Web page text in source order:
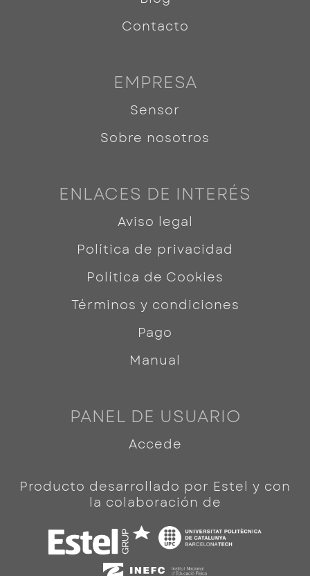
Contacto
EMPRESA
Sensor
Sobre nosotros
ENLACES DE INTERÉS
Aviso legal
Política de privacidad
Política de Cookies
Términos y condiciones
Pago
Manual
PANEL DE USUARIO
Accede
Producto desarrollado por Estel y con
la colaboración de